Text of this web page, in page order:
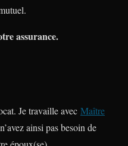
assurance.
Je travaille avec Maître
ainsi pas besoin de